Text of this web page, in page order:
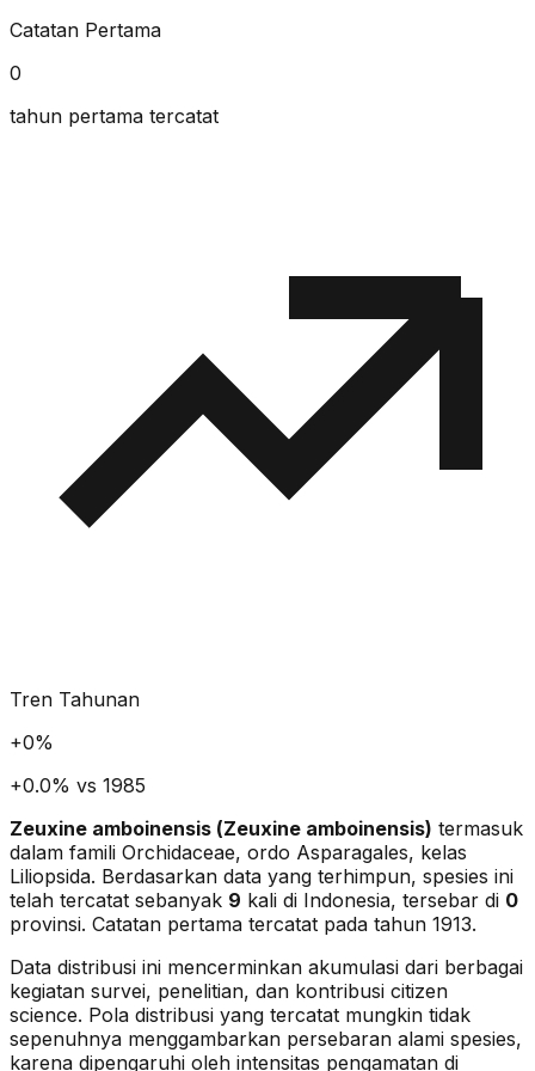
Catatan Pertama
0
tahun pertama tercatat
Tren Tahunan
+0%
+0.0% vs 1985
Zeuxine amboinensis (Zeuxine amboinensis) termasuk
dalam famili Orchidaceae, ordo Asparagales, kelas
Liliopsida. Berdasarkan data yang terhimpun, spesies ini
telah tercatat sebanyak 9 kali di Indonesia, tersebar di 0
provinsi. Catatan pertama tercatat pada tahun 1913.
Data distribusi ini mencerminkan akumulasi dari berbagai
kegiatan survei, penelitian, dan kontribusi citizen
science. Pola distribusi yang tercatat mungkin tidak
sepenuhnya menggambarkan persebaran alami spesies,
karena dipengaruhi oleh intensitas pengamatan di